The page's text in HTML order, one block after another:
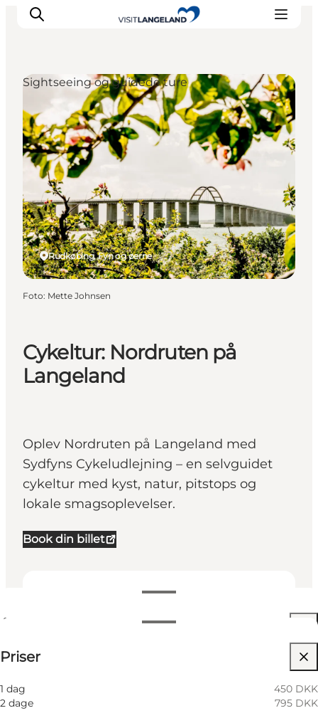
Oplevelser
Byer og øer
Outdoor
Overnatning
Planlæg ferie
Cykeltur: Nordruten på
Langeland
Oplev Nordruten på Langeland med
Sydfyns Cykeludlejning – en selvguidet
cykeltur med kyst, natur, pitstops og
lokale smagsoplevelser.
Book din billet
Filtrér efter måned
7 August
Fredag
8 August
Priser
1 dag
450 DKK
2 dage
795 DKK
Rudkøbing, Fyn og øerne
Sightseeing og guidede ture
Foto: Mette Johnsen